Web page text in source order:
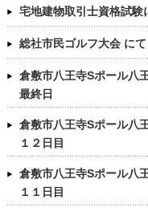
宅地建物取引士資格試
総社市民ゴルフ大会 にて
倉敷市八王寺Sポール八
最終日
倉敷市八王寺Sポール八
１２日目
倉敷市八王寺Sポール八
１１日目